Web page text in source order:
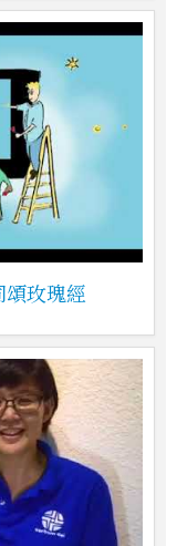
玫瑰經